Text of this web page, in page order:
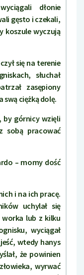
dłonie
gęsto i czekali,
koszule wyczują
się na terenie
słuchał
zasępiony
swą ciężką dolę.
górnicy wzięli
sobą pracować
– momy dość
i na ich pracę.
uchylał się
worka lub z kilku
wyciągał
wtedy hanys
że powinien
wyrwać